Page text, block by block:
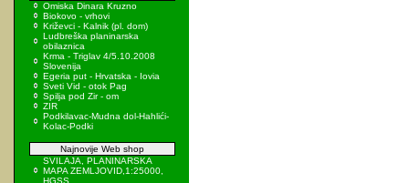
Omiska Dinara Kruzno
Biokovo - vrhovi
Križevci - Kalnik (pl. dom)
Ludbreška planinarska
obilaznica
Krma - Triglav 4/5.10.2008
Slovenija
Egeria put - Hrvatska - Iovia
Sveti Vid - otok Pag
Spilja pod Zir - om
ZIR
Podkilavac-Mudna dol-Hahlići-
Kolac-Podki
Najnovije Web shop
SVILAJA, PLANINARSKA
MAPA ZEMLJOVID,1:25000,
HGSS